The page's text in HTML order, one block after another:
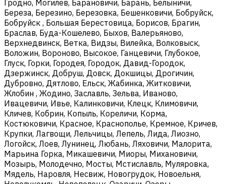
Гродно, Могилев, Барановичи, Барань, Белыничи,
Береза, Березино, Березовка, Бешенковичи, Бобруйск,
Бобруйск , Большая Берестовица, Борисов, Брагин,
Браслав, Буда-Кошелево, Быхов, Валерьяново,
Верхнедвинск, Ветка, Видзы, Вилейка, Волковыск,
Воложин, Вороново, Высокое, Ганцевичи, Глубокое,
Глуск, Горки, Городея, Городок, Давид-Городок,
Дзержинск, Добруш, Довск, Докшицы, Дрогичин,
Дубровно, Дятлово, Ельск, Жабинка, Житковичи,
Жлобин , Жодино, Заславль, Зельва, Иваново,
Ивацевичи, Ивье, Калинковичи, Клецк, Климовичи,
Кличев, Кобрин, Копыль, Кореличи, Корма,
Костюковичи, Красное, Краснополье, Кремное, Кричев,
Крупки, Лагвощи, Лельчицы, Лепель, Лида, Лиозно,
Логойск, Лоев, Лунинец, Любань, Ляховичи, Малорита,
Марьина Горка, Микашевичи, Миоры, Михановичи,
Мозырь, Молодечно, Мосты, Мстиславль, Муляровка,
Мядель, Наровля, Несвиж, Новогрудок, Новоельня,